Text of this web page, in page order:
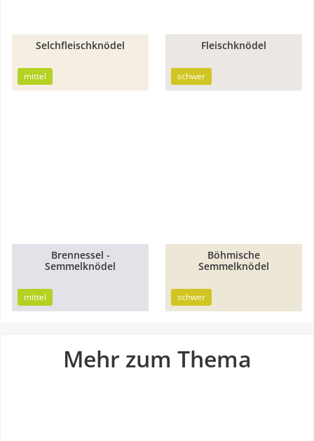
Selchfleischknödel
mittel
Fleischknödel
schwer
Brennessel -
Semmelknödel
mittel
Böhmische
Semmelknödel
schwer
Mehr zum Thema